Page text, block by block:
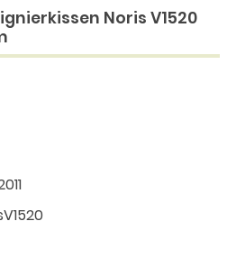
Noris V1520